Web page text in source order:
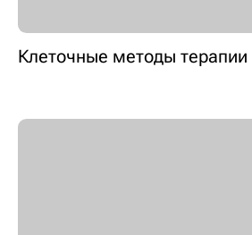
Клеточные методы терапии